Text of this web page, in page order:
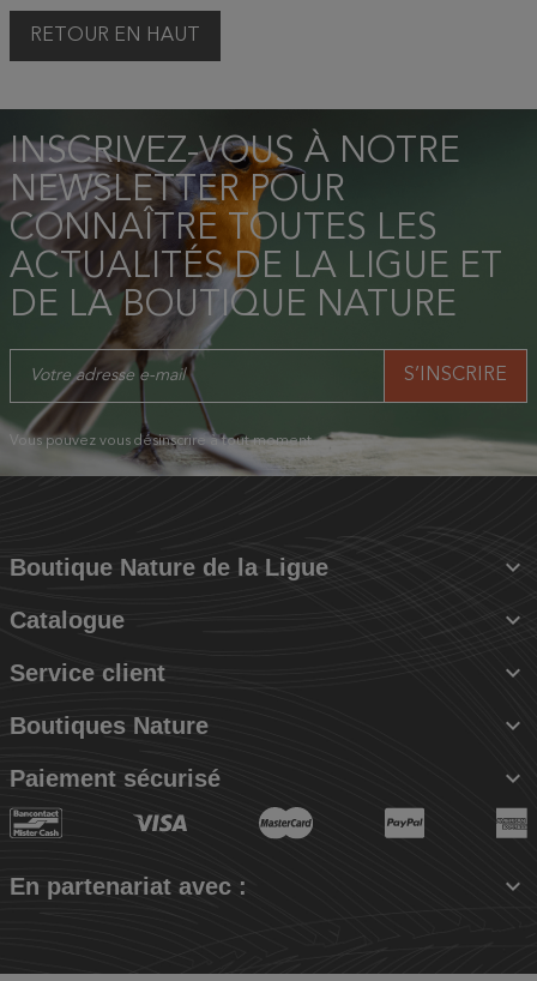
RETOUR EN HAUT
INSCRIVEZ-VOUS À NOTRE
NEWSLETTER POUR
CONNAÎTRE TOUTES LES
ACTUALITÉS DE LA LIGUE ET
DE LA BOUTIQUE NATURE
Vous pouvez vous désinscrire à tout moment.
Boutique Nature de la Ligue 
Catalogue 
Service client 
Boutiques Nature 
Paiement sécurisé 
En partenariat avec : 